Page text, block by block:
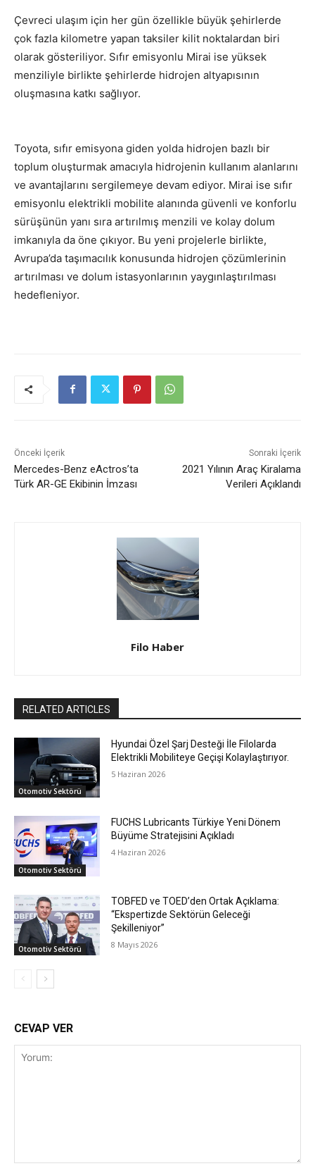
Çevreci ulaşım için her gün özellikle büyük şehirlerde
çok fazla kilometre yapan taksiler kilit noktalardan biri
olarak gösteriliyor. Sıfır emisyonlu Mirai ise yüksek
menziliyle birlikte şehirlerde hidrojen altyapısının
oluşmasına katkı sağlıyor.
Toyota, sıfır emisyona giden yolda hidrojen bazlı bir
toplum oluşturmak amacıyla hidrojenin kullanım alanlarını
ve avantajlarını sergilemeye devam ediyor. Mirai ise sıfır
emisyonlu elektrikli mobilite alanında güvenli ve konforlu
sürüşünün yanı sıra artırılmış menzili ve kolay dolum
imkanıyla da öne çıkıyor. Bu yeni projelerle birlikte,
Avrupa’da taşımacılık konusunda hidrojen çözümlerinin
artırılması ve dolum istasyonlarının yaygınlaştırılması
hedefleniyor.
Önceki İçerik
Mercedes-Benz eActros’ta
Türk AR-GE Ekibinin İmzası
Sonraki İçerik
2021 Yılının Araç Kiralama
Verileri Açıklandı
Filo Haber
RELATED ARTICLES
Otomotiv Sektörü
Hyundai Özel Şarj Desteği İle Filolarda
Elektrikli Mobiliteye Geçişi Kolaylaştırıyor.
5 Haziran 2026
Otomotiv Sektörü
FUCHS Lubricants Türkiye Yeni Dönem
Büyüme Stratejisini Açıkladı
4 Haziran 2026
Otomotiv Sektörü
TOBFED ve TOED’den Ortak Açıklama:
“Ekspertizde Sektörün Geleceği
Şekilleniyor”
8 Mayıs 2026
CEVAP VER